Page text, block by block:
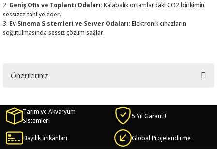
Geniş Ofis ve Toplantı Odaları:Kalabalık ortamlardaki CO2 birikimini
sessizce tahliye eder.
Ev Sinema Sistemleri ve Server Odaları:Elektronik cihazların
soğutulmasında sessiz çözüm sağlar.
Önerileriniz
yetersiz gördüğünüz noktaları öneri formunu kullanarak tarafımıza
iletebilirsiniz.
Görüş ve önerileriniz için teşekkür ederiz.
Ürün resmi kalitesiz, bozuk veya görüntülenemiyor.
Tarım ve Akvaryum
Sistemleri
5 Yıl Garanti!
Bayilik İmkanları Global Projelendirme